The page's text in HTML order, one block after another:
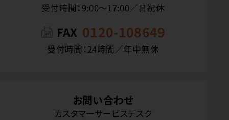
受付時間：9:00〜17:00／日祝休
FAX 0120-108649
受付時間：24時間／年中無休
お問い合わせ
カスタマーサービスデスク